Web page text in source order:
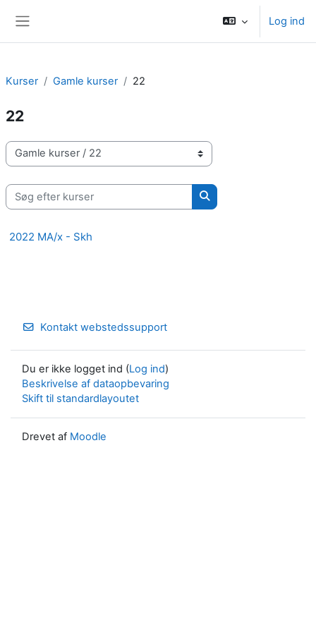
Log ind
Kurser Gamle kurser 22
22
Kursuskategorier
Søg efter kurser
Søg efter kurser
2022 MA/x - Skh
Kontakt webstedssupport
Du er ikke logget ind (Log ind)
Beskrivelse af dataopbevaring
Skift til standardlayoutet
Drevet af Moodle